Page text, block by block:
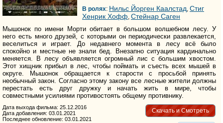
В ролях: Нильс Йорген Каалстад Стиг
Хенрик Хофф Стейнар Саген
Мышонок по имени Морти обитает в большом волшебном лесу. У
него есть много друзей, с которыми он периодически развлекается,
веселиться и играет. До недавнего момента в лесу всё было
спокойно и местные не знали бед. Внезапно ситуация кардинально
меняется. В лесу объявляется огромный лис с большим хвостом.
Этот хищник прибыл в лес, чтобы поймать и съесть всех мышей в
округе. Мышонок обращается к старости с просьбой принять
необычный закон. Согласно этому закону все лесные жители должны
перестать есть друг дружку и начать жить в мире, чтобы
совместными усилиями противостоять общему противнику.
Скачать и Смотреть
Дата выхода фильма: 25.12.2016
Дата добавления: 03.01.2021
Последнее обновление: 03.01.2021